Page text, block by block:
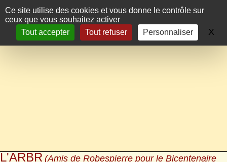
Panneau de gestion des cookies
Ce site utilise des cookies et vous donne le contrôle sur
ceux que vous souhaitez activer
Tout accepter
Tout refuser Personnaliser X
L'ARBR (Amis de Robespierre pour le Bicentenaire